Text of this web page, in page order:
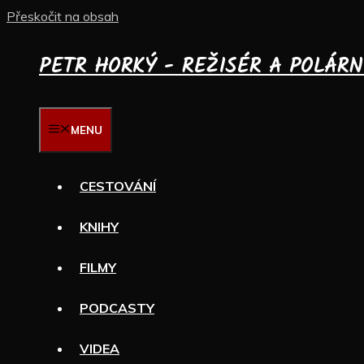
Přeskočit na obsah
PETR HORKÝ - REŽISÉR A
MENU
CESTOVÁNÍ
KNIHY
FILMY
PODCASTY
VIDEA